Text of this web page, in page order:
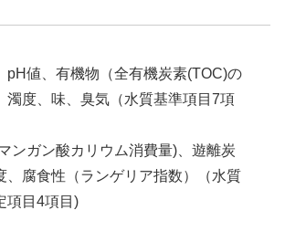
pH値、有機物（全有機炭素(TOC)の
濁度、味、臭気（水質基準項目7項
ンガン酸カリウム消費量)、遊離炭
、腐食性（ランゲリア指数）（水質
項目4項目)